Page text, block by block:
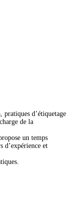
d’étiquetage
de la
un temps
d’expérience et